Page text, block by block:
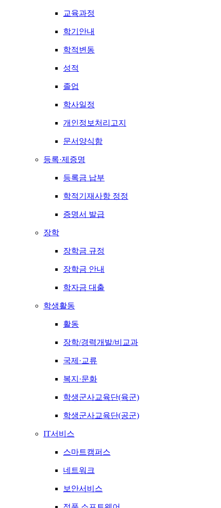
교육과정
학기안내
학적변동
성적
졸업
학사일정
개인정보처리고지
문서양식함
등록·제증명
등록금 납부
학적기재사항 정정
증명서 발급
장학
장학금 규정
장학금 안내
학자금 대출
학생활동
활동
장학/경력개발/비교과
국제·교류
복지·문화
학생군사교육단(육군)
학생군사교육단(공군)
IT서비스
스마트캠퍼스
네트워크
보안서비스